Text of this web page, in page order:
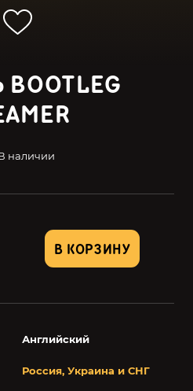
наличии
В КОРЗИНУ
Английский
Россия, Украина и СНГ